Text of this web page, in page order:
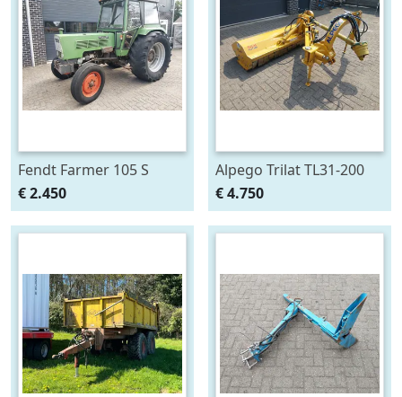
Fendt Farmer 105 S
€ 2.450
Alpego Trilat TL31-200
AM Verstek
Klepelmaaier
€ 4.750